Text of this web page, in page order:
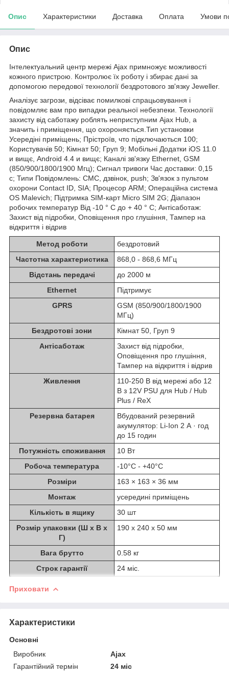
Опис Характеристики Доставка Оплата Умови
Опис
Інтелектуальний центр мережі Ajax примножує можливості
кожного пристрою. Контролює їх роботу і збирає дані за
допомогою передової технології бездротового зв'язку Jeweller.
Аналізує загрози, відсіває помилкові спрацьовування і
повідомляє вам про випадки реальної небезпеки. Технології
захисту від саботажу роблять неприступним Ajax Hub, а
значить і приміщення, що охороняється.Тип установки
Усередіні приміщень; Прістроїв, что підключаються 100;
Користувачів 50; Кімнат 50; Груп 9; Мобільні Додатки iOS 11.0
и вищє, Android 4.4 и вищє; Каналі зв'язку Ethernet, GSM
(850/900/1800/1900 Мгц); Сигнал тривоги Час доставки: 0,15
с; Типи Повідомлень: СМС, дзвінок, push; Зв'язок з пультом
охорони Contact ID, SIA; Процесор ARM; Операційна система
OS Malevich; Підтримка SIM-карт Micro SIM 2G; Діапазон
робочих температур Від -10 ° С до + 40 ° С; Антісаботаж:
Захист від підробки, Оповіщення про глушіння, Тампер на
відкриття і відрив
Метод роботи
бездротовий
Частотна характеристика
868,0 - 868,6 МГц
Відстань передачі
до 2000 м
Ethernet
Підтримує
GPRS
GSM (850/900/1800/1900
МГц)
Бездротові зони
Кімнат 50, Груп 9
Антісаботаж
Захист від підробки,
Оповіщення про глушіння,
Тампер на відкриття і відрив
Живлення
110-250 В від мережі або 12
В з 12V PSU для Hub / Hub
Plus / ReX
Резервна батарея
Вбудований резервний
акумулятор: Li-Ion 2 А · год
до 15 годин
Потужність споживання
10 Вт
Робоча температура
-10°С - +40°С
Розміри
163 × 163 × 36 мм
Монтаж
усередині приміщень
Кількість в ящику
30 шт
Розмір упаковки (Ш х В х
Г)
190 x 240 x 50 мм
Вага брутто
0.58 кг
Строк гарантії
24 міс.
Приховати
Характеристики
Основні
Виробник
Ajax
Гарантійний термін
24 міс